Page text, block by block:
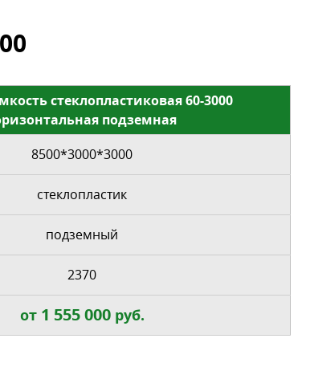
стеклопластиковая 60-3000
подземная
8500*3000*3000
стеклопластик
подземный
2370
от 1 555 000руб.